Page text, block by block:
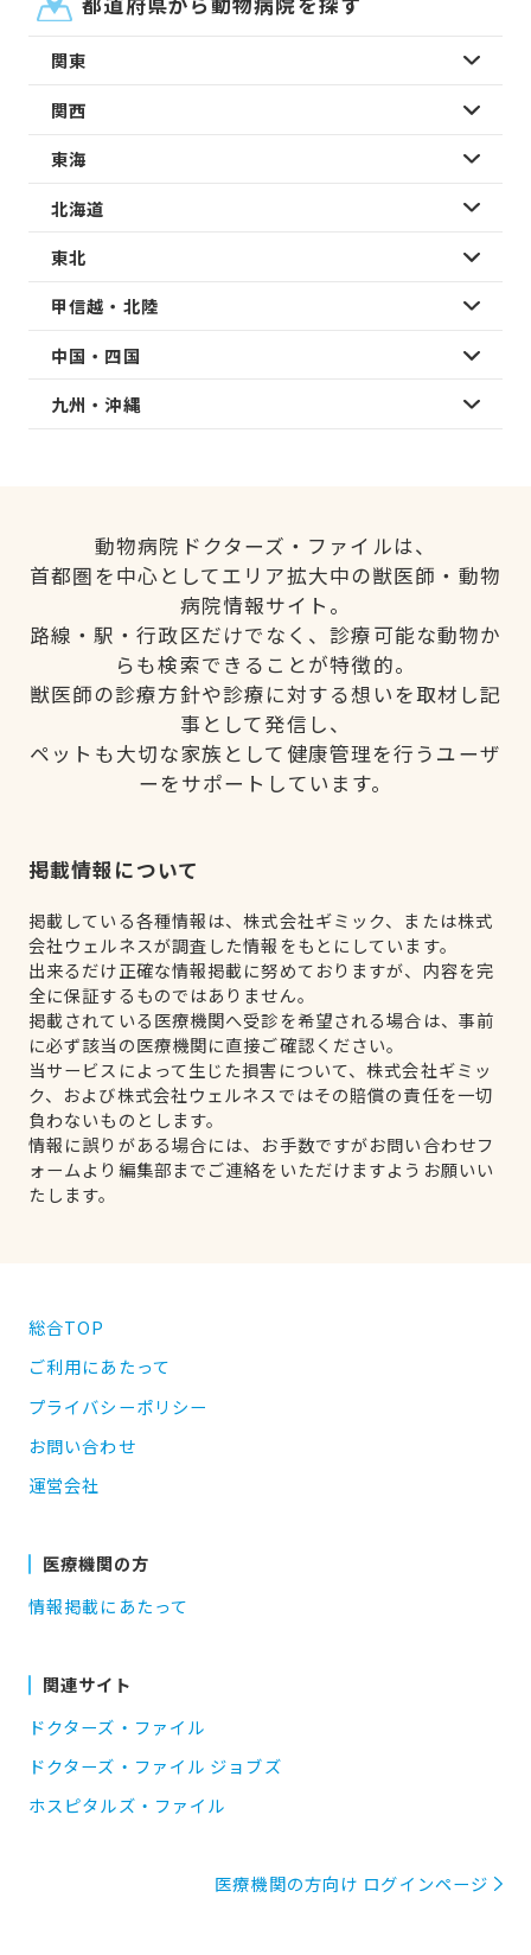
関東
関西
東海
北海道
東北
甲信越・北陸
中国・四国
九州・沖縄
動物病院ドクターズ・ファイルは、
首都圏を中心としてエリア拡大中の獣医師・動物
病院情報サイト。
路線・駅・行政区だけでなく、診療可能な動物か
らも検索できることが特徴的。
獣医師の診療方針や診療に対する想いを取材し記
事として発信し、
ペットも大切な家族として健康管理を行うユーザ
ーをサポートしています。
掲載情報について
掲載している各種情報は、株式会社ギミック、または株式
会社ウェルネスが調査した情報をもとにしています。
出来るだけ正確な情報掲載に努めておりますが、内容を完
全に保証するものではありません。
掲載されている医療機関へ受診を希望される場合は、事前
に必ず該当の医療機関に直接ご確認ください。
当サービスによって生じた損害について、株式会社ギミッ
ク、および株式会社ウェルネスではその賠償の責任を一切
負わないものとします。
情報に誤りがある場合には、お手数ですがお問い合わせフ
ォームより編集部までご連絡をいただけますようお願いい
たします。
総合TOP
ご利用にあたって
プライバシーポリシー
お問い合わせ
運営会社
医療機関の方
情報掲載にあたって
関連サイト
ドクターズ・ファイル
ドクターズ・ファイル ジョブズ
ホスピタルズ・ファイル
医療機関の方向け ログインページ